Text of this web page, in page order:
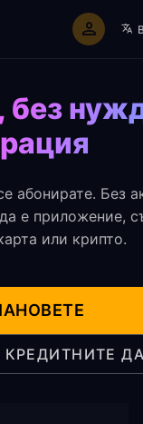
без
абонирате. Без
е приложение,
или крипто.